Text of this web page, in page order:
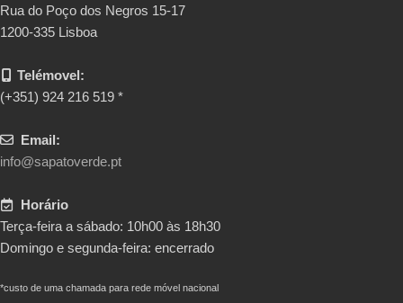
Rua do Poço dos Negros 15-17
1200-335 Lisboa
Telémovel:
(+351) 924 216 519 *
Email:
info@sapatoverde.pt
Horário
Terça-feira a sábado: 10h00 às 18h30
Domingo e segunda-feira: encerrado
*custo de uma chamada para rede móvel nacional